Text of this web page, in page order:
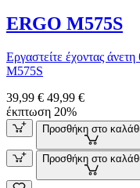
ERGO M575S
Εργαστείτε έχοντας
M575S
39,99 € 49,99 €
έκπτωση 20%
Προσθήκη στο καλάθι
Προσθήκη στο